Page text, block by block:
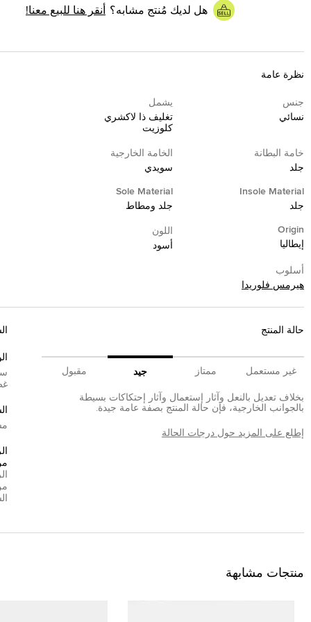
هل لديك مُنتج مشابه؟ أنقر هنا للبيع معنا!
نظرة عامة
جنس
نسائي
يشمل
تغليف ذا لاكشري
كلوزيت
خامة البطانة
جلد
الخامة الخارجية
سويدي
Insole Material
جلد
Sole Material
جلد ومطاط
Origin
إيطاليا
اللون
أسود
أسلوب
هيرمس فلوريدا
حالة المنتج
غير مستعمل ممتاز جيد مقبول
بخلاف تعديل بالنعل وآثار إستعمال وآثار إحتكاكات بسيطة
بالجوانب الخارجية، فإن حالة المنتج بصفة عامة جيدة.
إطلع على المزيد حول درجات الحالة
منتجات مشابهة